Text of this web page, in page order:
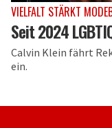
VIELFALT STÄRKT
Seit 2024
Calvin Klein fährt
ein.